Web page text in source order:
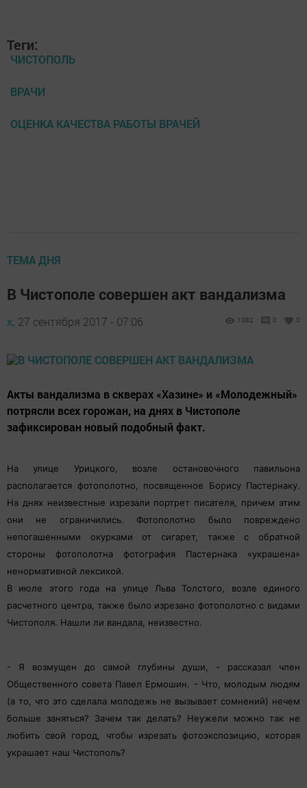
Теги:
ЧИСТОПОЛЬ
ВРАЧИ
ОЦЕНКА КАЧЕСТВА РАБОТЫ ВРАЧЕЙ
ТЕМА ДНЯ
В Чистополе совершен акт вандализма
х, 27 сентября 2017 - 07:06 1382 0 0
Акты вандализма в скверах «Хазине» и «Молодежный»
потрясли всех горожан, на днях в Чистополе
зафиксирован новый подобный факт.
На улице Урицкого, возле остановочного павильона
располагается фотополотно, посвященное Борису Пастернаку.
На днях неизвестные изрезали портрет писателя, причем этим
они не ограничились. Фотополотно было повреждено
непогашенными окурками от сигарет, также с обратной
стороны фотополотна фотография Пастернака «украшена»
ненормативной лексикой.
В июле этого года на улице Льва Толстого, возле единого
расчетного центра, также было изрезано фотополотно с видами
Чистополя. Нашли ли вандала, неизвестно.
- Я возмущен до самой глубины души, - рассказал член
Общественного совета Павел Ермошин. - Что, молодым людям
(а то, что это сделала молодежь не вызывает сомнений) нечем
больше заняться? Зачем так делать? Неужели можно так не
любить свой город, чтобы изрезать фотоэкспозицию, которая
украшает наш Чистополь?